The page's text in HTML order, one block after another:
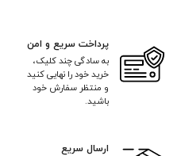
پرداخت سریع و امن
به سادگی چند کلیک،
خرید خود را نهایی کنید
و منتظر سفارش خود
باشید.
ارسال سریع